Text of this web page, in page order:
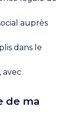
auprès
dans le
avec
de ma